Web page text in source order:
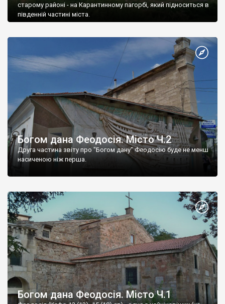
старому районі - на Карантинному пагорбі, який підноситься в
південній частині міста.
Богом дана Феодосія. Місто Ч.2
Друга частина звіту про "Богом дану" Феодосію буде не менш
насиченою ніж перша.
Богом дана Феодосія. Місто Ч.1